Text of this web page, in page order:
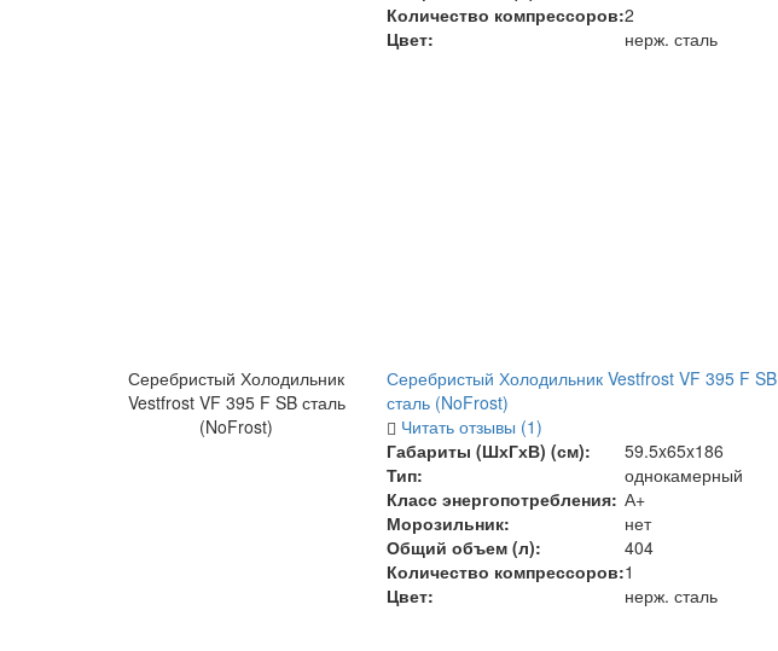
Количество компрессоров:2
Цвет:
нерж. сталь
Серебристый Холодильник
Vestfrost VF 395 F SB сталь
(NoFrost)
Серебристый Холодильник Vestfrost VF 395 F SB
сталь (NoFrost)
Читать отзывы (1)
Габариты (ШхГхВ) (см):
59.5x65x186
Тип:
однокамерный
Класс энергопотребления: А+
Морозильник:
нет
Общий объем (л):
404
Количество компрессоров:1
Цвет:
нерж. сталь